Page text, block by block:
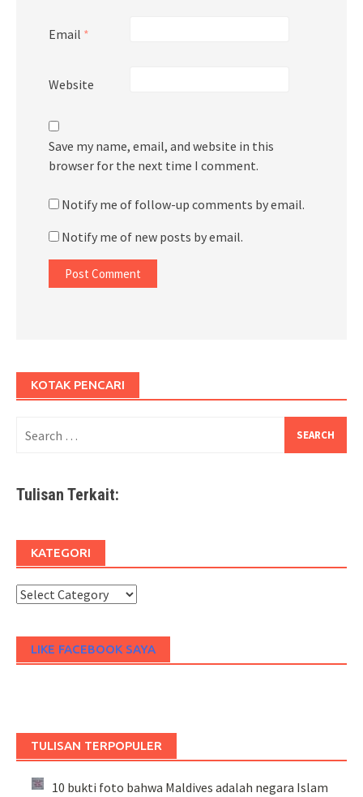
Email *
Website
Save my name, email, and website in this
browser for the next time I comment.
Notify me of follow-up comments by email.
Notify me of new posts by email.
KOTAK PENCARI
for:
Tulisan Terkait:
KATEGORI
Kategori
LIKE FACEBOOK SAYA
TULISAN TERPOPULER
10 bukti foto bahwa Maldives adalah negara Islam